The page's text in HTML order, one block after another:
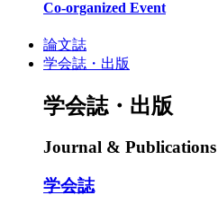
Co-organized Event
論文誌
学会誌・出版
学会誌・出版
Journal & Publications
学会誌